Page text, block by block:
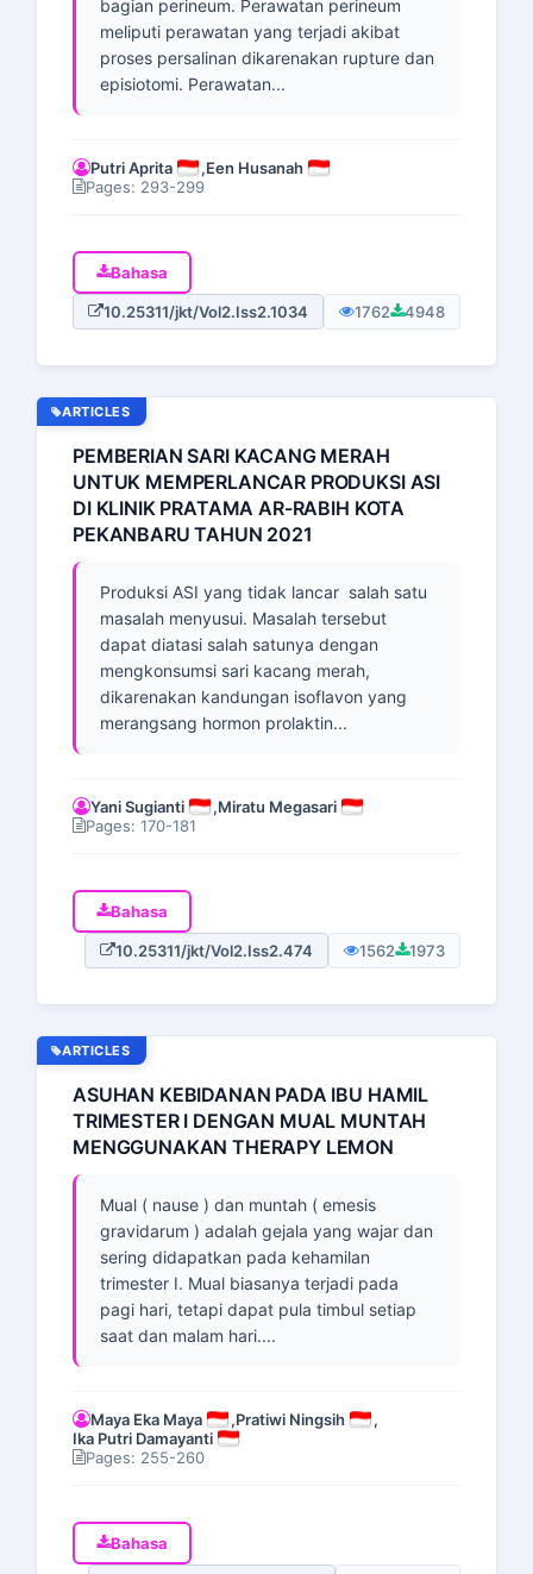
bagian perineum. Perawatan perineum
meliputi perawatan yang terjadi akibat
proses persalinan dikarenakan rupture dan
episiotomi. Perawatan...
Putri Aprita ,Een Husanah
Pages: 293-299
Bahasa
10.25311/jkt/Vol2.Iss2.1034 1762 4948
ARTICLES
PEMBERIAN SARI KACANG MERAH
UNTUK MEMPERLANCAR PRODUKSI ASI
DI KLINIK PRATAMA AR-RABIH KOTA
PEKANBARU TAHUN 2021
Produksi ASI yang tidak lancar salah satu
masalah menyusui. Masalah tersebut
dapat diatasi salah satunya dengan
mengkonsumsi sari kacang merah,
dikarenakan kandungan isoflavon yang
merangsang hormon prolaktin...
Yani Sugianti ,Miratu Megasari
Pages: 170-181
Bahasa
10.25311/jkt/Vol2.Iss2.474 1562 1973
ARTICLES
ASUHAN KEBIDANAN PADA IBU HAMIL
TRIMESTER I DENGAN MUAL MUNTAH
MENGGUNAKAN THERAPY LEMON
Mual ( nause ) dan muntah ( emesis
gravidarum ) adalah gejala yang wajar dan
sering didapatkan pada kehamilan
trimester I. Mual biasanya terjadi pada
pagi hari, tetapi dapat pula timbul setiap
saat dan malam hari....
Maya Eka Maya ,Pratiwi Ningsih
,
Ika Putri Damayanti
Pages: 255-260
Bahasa